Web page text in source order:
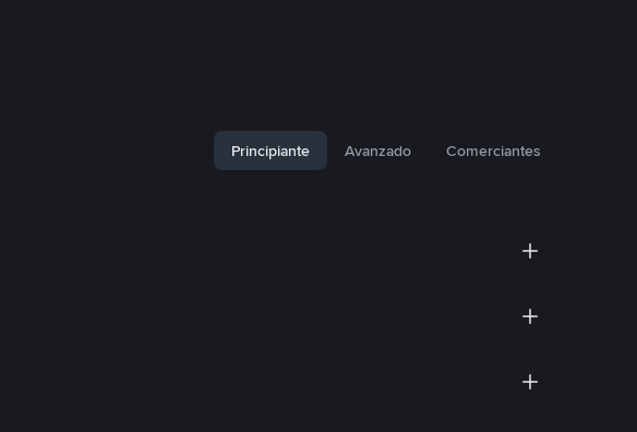
Principiante Avanzado Comerciantes